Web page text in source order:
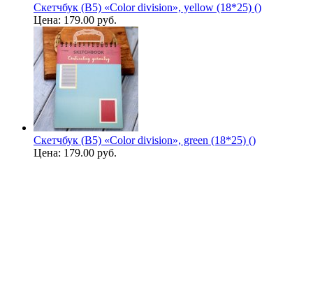
Скетчбук (B5) «Color division», yellow (18*25) ()
Цена: 179.00 руб.
Скетчбук (B5) «Color division», green (18*25) ()
Цена: 179.00 руб.